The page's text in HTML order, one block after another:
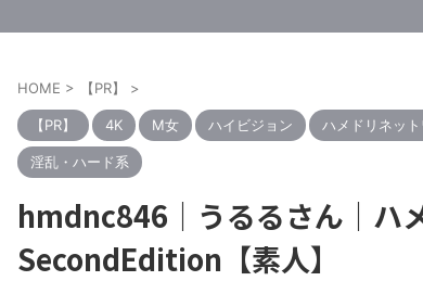
HOME > 【PR】 >
【PR】 4K M女 ハイビジョン ハメドリネッ
淫乱・ハード系
hmdnc846｜うるるさん｜ハ
SecondEdition【素人】